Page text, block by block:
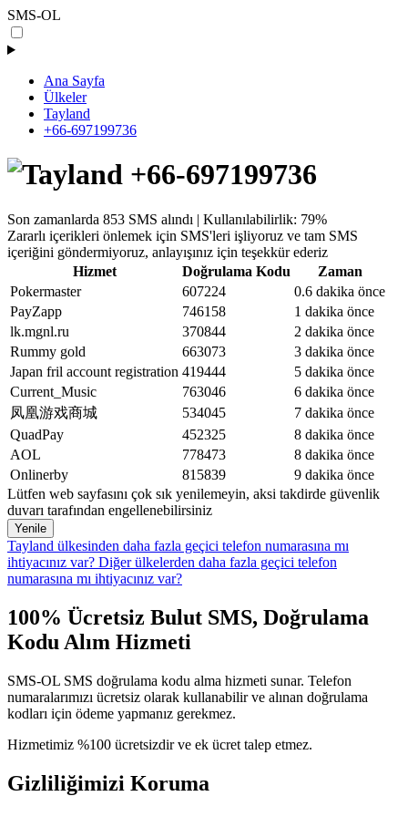
SMS-OL
Ana Sayfa
Ülkeler
Tayland
+66-697199736
+66-697199736
Son zamanlarda 853 SMS alındı | Kullanılabilirlik: 79%
Zararlı içerikleri önlemek için SMS'leri işliyoruz ve tam SMS
içeriğini göndermiyoruz, anlayışınız için teşekkür ederiz
Hizmet
Doğrulama Kodu
Zaman
Pokermaster
607224
0.6 dakika önce
PayZapp
746158
1 dakika önce
lk.mgnl.ru
370844
2 dakika önce
Rummy gold
663073
3 dakika önce
Japan fril account registration 419444
5 dakika önce
Current_Music
763046
6 dakika önce
凤凰游戏商城
534045
7 dakika önce
QuadPay
452325
8 dakika önce
AOL
778473
8 dakika önce
Onlinerby
815839
9 dakika önce
Lütfen web sayfasını çok sık yenilemeyin, aksi takdirde güvenlik
duvarı tarafından engellenebilirsiniz
Yenile
Tayland ülkesinden daha fazla geçici telefon numarasına mı
ihtiyacınız var? Diğer ülkelerden daha fazla geçici telefon
numarasına mı ihtiyacınız var?
100% Ücretsiz Bulut SMS, Doğrulama
Kodu Alım Hizmeti
SMS-OL SMS doğrulama kodu alma hizmeti sunar. Telefon
numaralarımızı ücretsiz olarak kullanabilir ve alınan doğrulama
kodları için ödeme yapmanız gerekmez.
Hizmetimiz %100 ücretsizdir ve ek ücret talep etmez.
Gizliliğimizi Koruma